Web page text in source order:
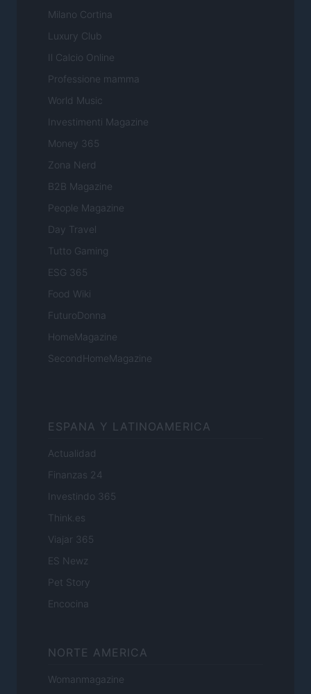
Milano Cortina
Luxury Club
Il Calcio Online
Professione mamma
World Music
Investimenti Magazine
Money 365
Zona Nerd
B2B Magazine
People Magazine
Day Travel
Tutto Gaming
ESG 365
Food Wiki
FuturoDonna
HomeMagazine
SecondHomeMagazine
ESPANA Y LATINOAMERICA
Actualidad
Finanzas 24
Investindo 365
Think.es
Viajar 365
ES Newz
Pet Story
Encocina
NORTE AMERICA
Womanmagazine